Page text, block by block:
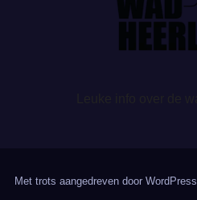
Met trots aangedreven door WordPress